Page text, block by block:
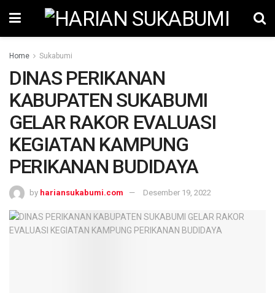
Home Sukabumi
DINAS PERIKANAN
KABUPATEN SUKABUMI
GELAR RAKOR EVALUASI
KEGIATAN KAMPUNG
PERIKANAN BUDIDAYA
by hariansukabumi.com Desember 19, 2022